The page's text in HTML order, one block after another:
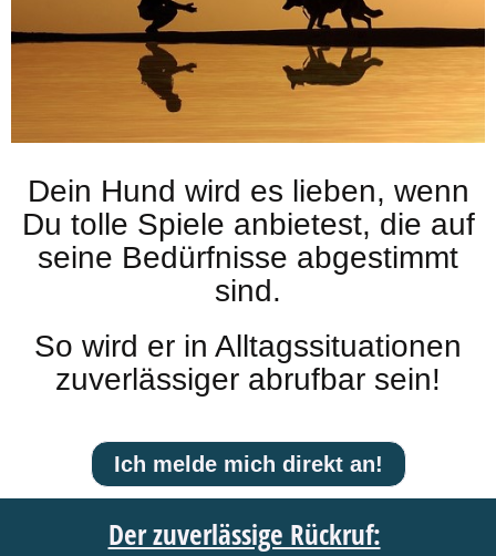
Dein Hund wird es lieben, wenn
Du tolle Spiele anbietest, die auf
seine Bedürfnisse abgestimmt
sind.
So wird er in Alltagssituationen
zuverlässiger abrufbar sein!
Ich melde mich direkt an!
Der zuverlässige Rückruf: